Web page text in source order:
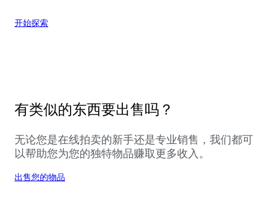
开始探索
有类似的东西要出售吗？
无论您是在线拍卖的新手还是专业销售，我们都可
以帮助您为您的独特物品赚取更多收入。
出售您的物品